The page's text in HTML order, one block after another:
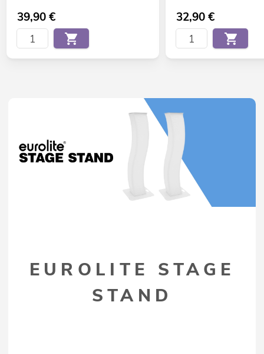
39,90€ 32,90€
EUROLITE STAGE
STAND